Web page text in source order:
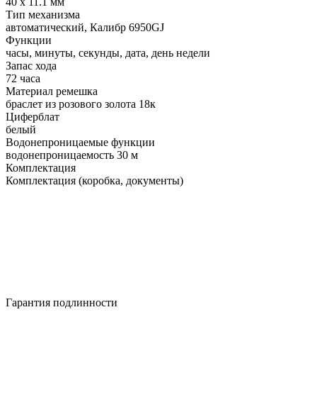
Тип механизма
автоматический, Калибр 6950GJ
Функции
часы, минуты, секунды, дата, день недели
Запас хода
72 часа
Материал ремешка
браслет из розового золота 18к
Циферблат
белый
Водонепроницаемые функции
водонепроницаемость 30 м
Комплектация
Комплектация (коробка, документы)
Гарантия подлинности